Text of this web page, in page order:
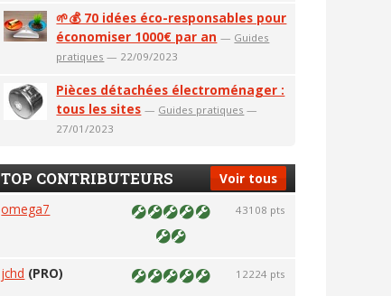
🌱💰 70 idées éco-responsables pour
économiser 1000€ par an — Guides
pratiques — 22/09/2023
Pièces détachées électroménager :
tous les sites — Guides pratiques —
27/01/2023
Voir tous
TOP CONTRIBUTEURS
omega7 43108 pts
jchd (PRO) 12224 pts